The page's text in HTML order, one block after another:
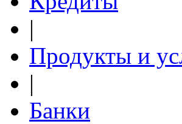
|
Продукты и
|
Банки